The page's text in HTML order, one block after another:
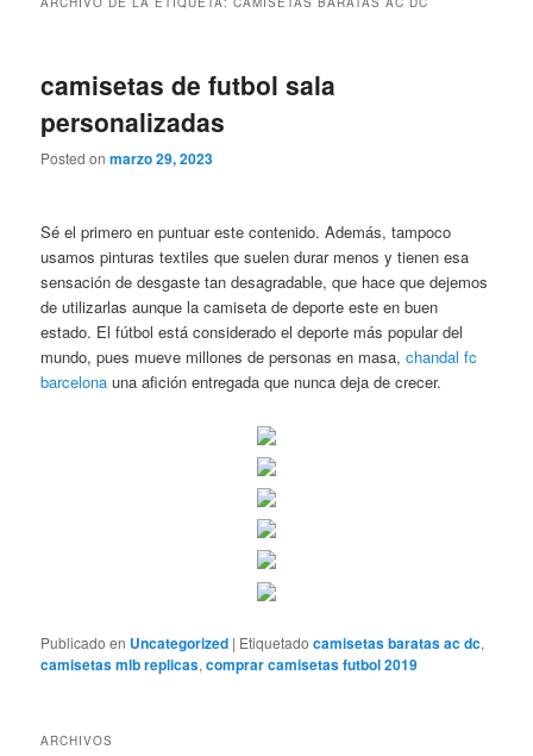
camisetas de futbol sala
personalizadas
Posted onmarzo 29, 2023
Sé el primero en puntuar este contenido. Además, tampoco
usamos pinturas textiles que suelen durar menos y tienen esa
sensación de desgaste tan desagradable, que hace que dejemos
de utilizarlas aunque la camiseta de deporte este en buen
estado. El fútbol está considerado el deporte más popular del
mundo, pues mueve millones de personas en masa,chandal fc
barcelona una afición entregada que nunca deja de crecer.
Publicado en Uncategorized | Etiquetado camisetas baratas ac dc,
camisetas mlb replicas,comprar camisetas futbol 2019
ARCHIVOS